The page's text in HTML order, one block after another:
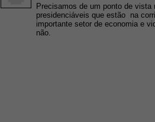
Precisamos de um ponto de
presidenciáveis que estão na
importante setor de economia e
não.